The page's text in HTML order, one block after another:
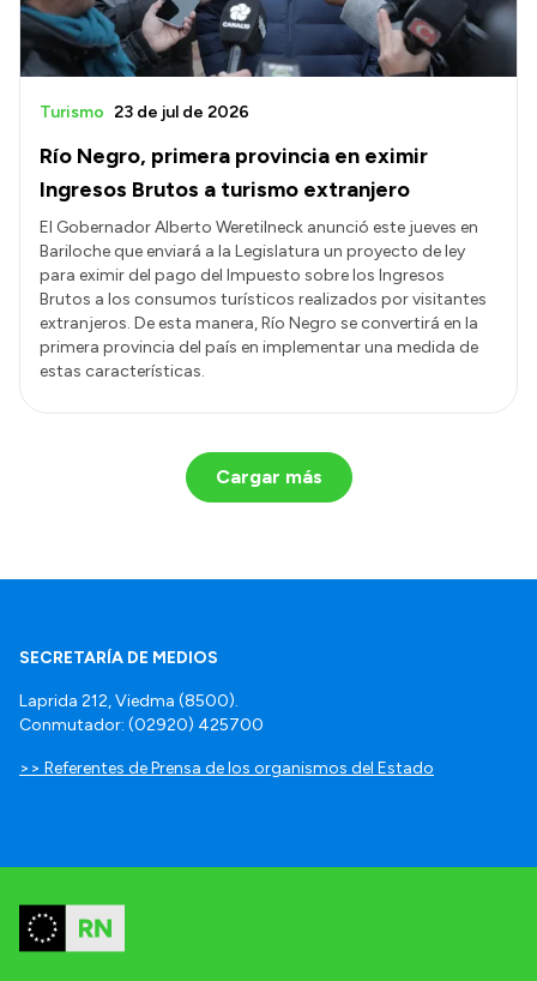
Río Negro, primera provincia en eximir
Ingresos Brutos a turismo extranjero
Turismo 23 de jul de 2026
El Gobernador Alberto Weretilneck anunció este jueves en
Bariloche que enviará a la Legislatura un proyecto de ley
para eximir del pago del Impuesto sobre los Ingresos
Brutos a los consumos turísticos realizados por visitantes
extranjeros. De esta manera, Río Negro se convertirá en la
primera provincia del país en implementar una medida de
estas características.
Cargar más
SECRETARÍA DE MEDIOS
Laprida 212, Viedma (8500).
Conmutador: (02920) 425700
>> Referentes de Prensa de los organismos del Estado